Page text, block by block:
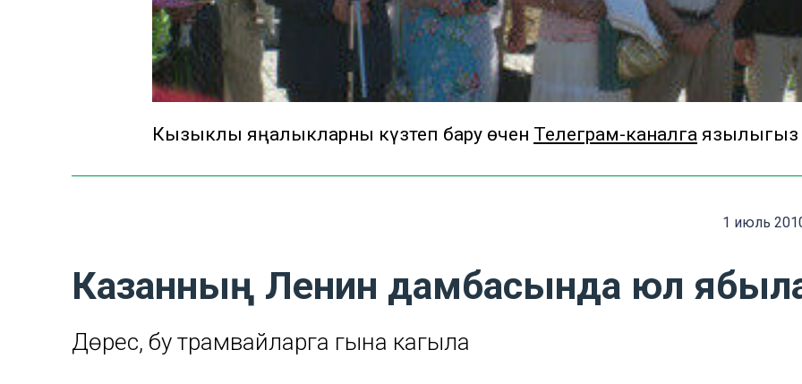
Кызыклы яңалыкларны күзәтеп бару өчен Телеграм-каналга язылыгыз
1 июль
Казанның Ленин дамбасында юл
Дөрес, бу трамвайларга гына кагыла